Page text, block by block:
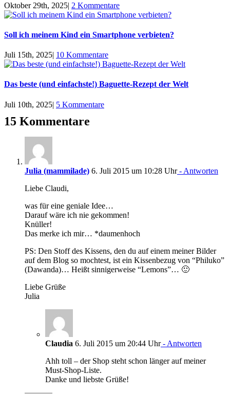
Oktober 29th, 2025| 2 Kommentare
Soll ich meinem Kind ein Smartphone verbieten?
Juli 15th, 2025| 10 Kommentare
Das beste (und einfachste!) Baguette-Rezept der Welt
Juli 10th, 2025| 5 Kommentare
15 Kommentare
Julia (mammilade) 6. Juli 2015 um 10:28 Uhr- Antworten
Liebe Claudi,
was für eine geniale Idee…
Darauf wäre ich nie gekommen!
Knüller!
Das merke ich mir… *daumenhoch
PS: Den Stoff des Kissens, den du auf einem meiner Bilder
auf dem Blog so mochtest, ist ein Kissenbezug von “Philuko”
(Dawanda)… Heißt sinnigerweise “Lemons”… 🙂
Liebe Grüße
Julia
Claudia 6. Juli 2015 um 20:44 Uhr- Antworten
Ahh toll – der Shop steht schon länger auf meiner
Must-Shop-Liste.
Danke und liebste Grüße!